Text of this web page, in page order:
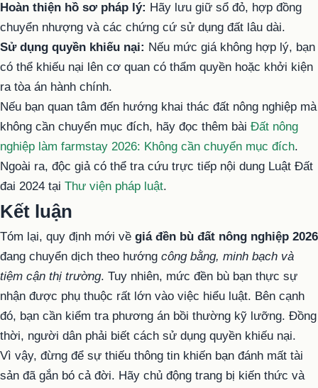
Hoàn thiện hồ sơ pháp lý: Hãy lưu giữ sổ đỏ, hợp đồng
chuyển nhượng và các chứng cứ sử dụng đất lâu dài.
Sử dụng quyền khiếu nại: Nếu mức giá không hợp lý, bạn
có thể khiếu nại lên cơ quan có thẩm quyền hoặc khởi kiện
ra tòa án hành chính.
Nếu bạn quan tâm đến hướng khai thác đất nông nghiệp mà
không cần chuyển mục đích, hãy đọc thêm bài Đất nông
nghiệp làm farmstay 2026: Không cần chuyển mục đích.
Ngoài ra, độc giả có thể tra cứu trực tiếp nội dung Luật Đất
đai 2024 tại Thư viện pháp luật.
Kết luận
Tóm lại, quy định mới về giá đền bù đất nông nghiệp 2026
đang chuyển dịch theo hướng công bằng, minh bạch và
tiệm cận thị trường. Tuy nhiên, mức đền bù bạn thực sự
nhận được phụ thuộc rất lớn vào việc hiểu luật. Bên cạnh
đó, bạn cần kiểm tra phương án bồi thường kỹ lưỡng. Đồng
thời, người dân phải biết cách sử dụng quyền khiếu nại.
Vì vậy, đừng để sự thiếu thông tin khiến bạn đánh mất tài
sản đã gắn bó cả đời. Hãy chủ động trang bị kiến thức và